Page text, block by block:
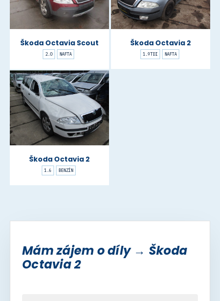
Škoda Octavia Scout
2.0 NAFTA
Škoda Octavia 2
1.9TDI NAFTA
Škoda Octavia 2
1.6 BENZÍN
Mám zájem o díly → Škoda
Octavia 2